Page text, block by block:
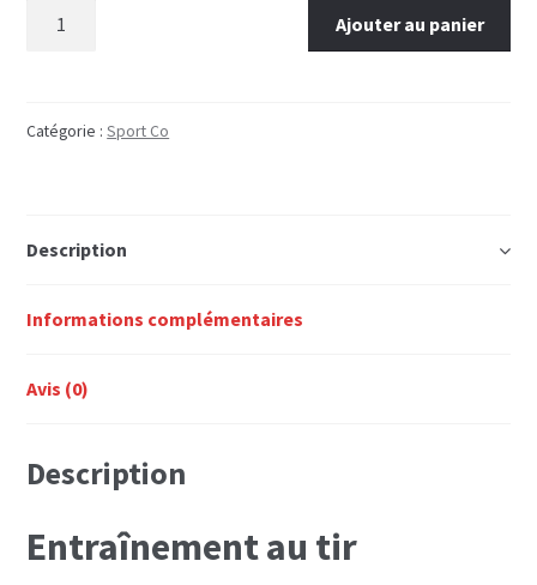
tir
Ajouter au panier
Catégorie :Sport Co
Description
Informations complémentaires
Avis (0)
Description
Entraînement au tir